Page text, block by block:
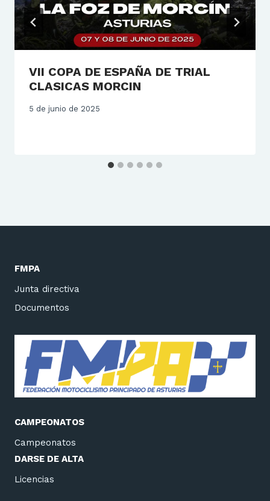
VII COPA DE ESPAÑA DE TRIAL
CLASICAS MORCIN
5 de junio de 2025
FMPA
Junta directiva
Documentos
CAMPEONATOS
Campeonatos
DARSE DE ALTA
Licencias